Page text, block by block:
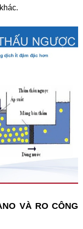
VÀ RO CÔNG